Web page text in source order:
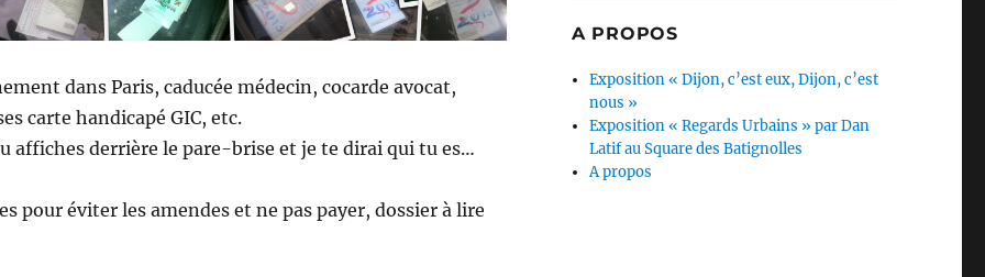
dans Paris, caducée médecin, cocarde avocat,
carte handicapé GIC, etc.
affiches derrière le pare-brise et je te dirai qui tu es…
pour éviter les amendes et ne pas payer, dossier à lire
A PROPOS
Exposition « Dijon, c’est eux, Dijon, c’est
nous »
Exposition « Regards Urbains » par Dan
Latif au Square des Batignolles
A propos